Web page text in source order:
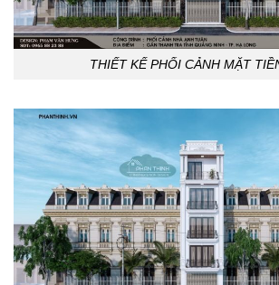
THIẾT KẾ PHỐI CẢNH MẶT